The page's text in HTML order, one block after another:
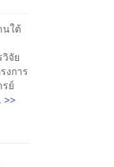
นใต้
จัย
งการ
ย์
>>